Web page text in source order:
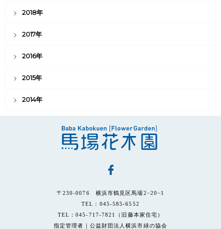
2018年
2017年
2016年
2015年
2014年
〒230-0076 横浜市鶴見区馬場2−20−1
TEL：045-585-6552
TEL：045-717-7821（旧藤本家住宅）
指定管理者｜公益財団法人横浜市緑の協会